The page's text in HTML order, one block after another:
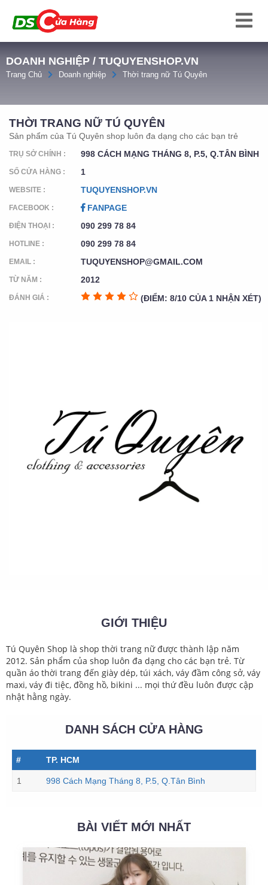
DOANH NGHIỆP / TUQUYENSHOP.VN
Trang Chủ Doanh nghiệp Thời trang nữ Tú Quyên
THỜI TRANG NỮ TÚ QUYÊN
Sản phẩm của Tú Quyên shop luôn đa dạng cho các bạn trẻ
TRỤ SỞ CHÍNH : 998 CÁCH MẠNG THÁNG 8, P.5, Q.TÂN BÌNH
SỐ CỬA HÀNG : 1
WEBSITE : TUQUYENSHOP.VN
FACEBOOK : FANPAGE
ĐIỆN THOẠI : 090 299 78 84
HOTLINE : 090 299 78 84
EMAIL : TUQUYENSHOP@GMAIL.COM
TỪ NĂM : 2012
ĐÁNH GIÁ : (ĐIỂM: 8/10 CỦA 1 NHẬN XÉT)
GIỚI THIỆU
Tú Quyên Shop là shop thời trang nữ được thành lập năm
2012. Sản phẩm của shop luôn đa dạng cho các bạn trẻ. Từ
quần áo thời trang đến giày dép, túi xách, váy đầm công sở, váy
maxi, váy đi tiệc, đồng hồ, bikini ... mọi thứ đều luôn được cập
nhật hằng ngày.
DANH SÁCH CỬA HÀNG
# TP. HCM
1 998 Cách Mạng Tháng 8, P.5, Q.Tân Bình
BÀI VIẾT MỚI NHẤT